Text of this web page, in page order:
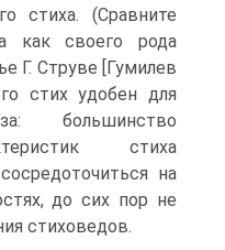
стиха. (Сравните
как своего рода
Г. Струве [Гумилев
стих удобен для
большинство
стиха
на
до сих пор не
стиховедов.